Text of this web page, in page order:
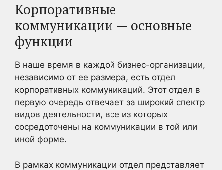
Корпоративные
коммуникации — основные
функции
В наше время в каждой бизнес-организации,
независимо от ее размера, есть отдел
корпоративных коммуникаций. Этот отдел в
первую очередь отвечает за широкий спектр
видов деятельности, все из которых
сосредоточены на коммуникации в той или
иной форме.
В рамках коммуникации отдел представляет